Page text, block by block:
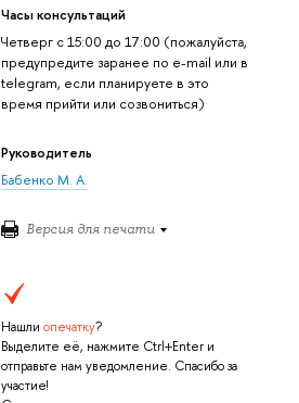
Часы консультаций
Четверг с 15:00 до 17:00 (пожалуйста,
предупредите заранее по e-mail или в
telegram, если планируете в это
время прийти или созвониться)
Руководитель
Бабенко М. А.
Версия для печати
Нашли опечатку?
Выделите её, нажмите Ctrl+Enter и
отправьте нам уведомление. Спасибо за
участие!